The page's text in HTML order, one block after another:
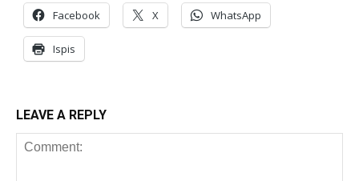
Facebook X WhatsApp
Ispis
LEAVE A REPLY